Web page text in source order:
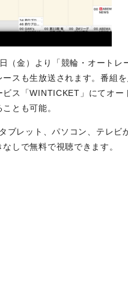
（金）より「競輪・オートレ
スも生放送されます。番組
ス「WINTICKET」にてオー
とも可能。
ブレット、パソコン、テレビ
しで無料で視聴できます。